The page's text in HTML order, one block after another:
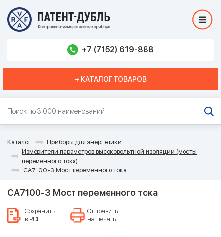
+7 (7152) 619-888
+ КАТАЛОГ ТОВАРОВ
Каталог
Приборы для энергетики
Измерители параметров высоковольтной изоляции (мосты
переменного тока)
СА7100-3 Мост переменного тока
СА7100-3 Мост переменного тока
Сохранить
в PDF
Отправить
на печать